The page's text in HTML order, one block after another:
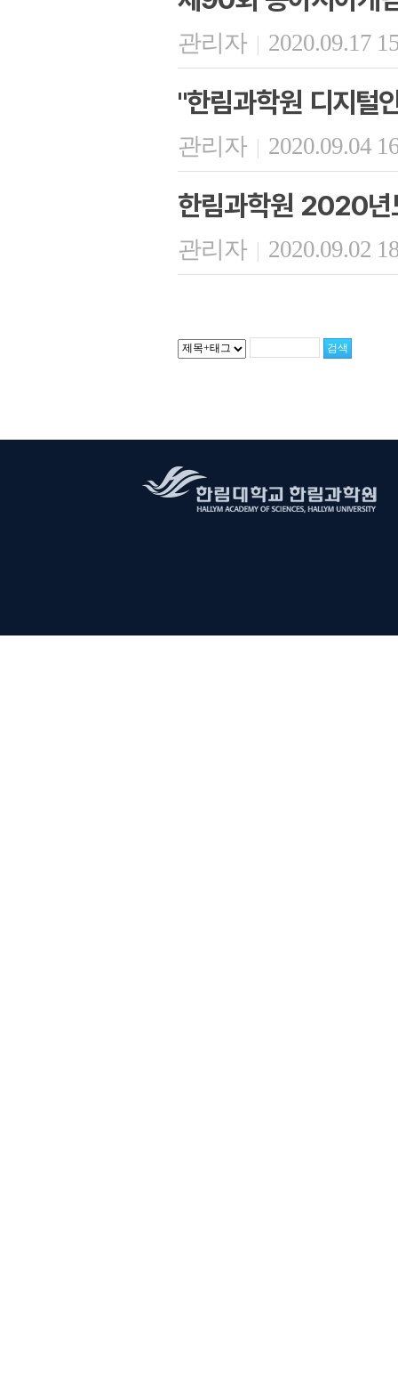
관리자 | 2020.09.17
"한림과학원 디지털
관리자 | 2020.09.04
한림과학원 2020년
관리자 | 2020.09.02